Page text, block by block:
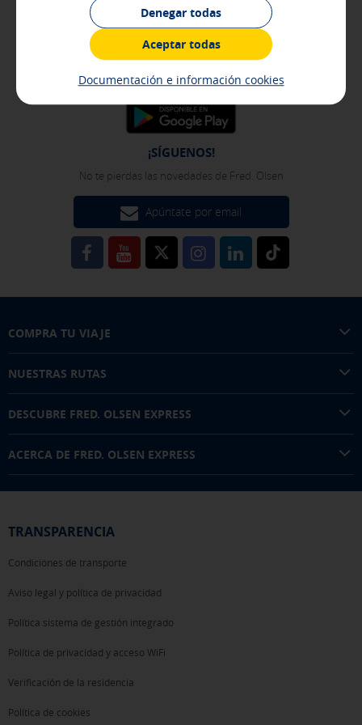
APP MÓVIL
Más fácil, intuitiva y cómoda
¡SÍGUENOS!
No te pierdas las novedades de Fred. Olsen
Apúntate por email
COMPRA TU VIAJE
NUESTRAS RUTAS
DESCUBRE FRED. OLSEN EXPRESS
ACERCA DE FRED. OLSEN EXPRESS
TRANSPARENCIA
Condiciones de transporte
Aviso legal y política de privacidad
Política sistema de gestión integrado
Política de privacidad y acceso WiFi
Verificación de la residencia
Política de cookies
Aceptar todas
Denegar todas
Documentación e información cookies
[Ver detalles de las cookies]
Cookies de publicidad y redes sociales
Estas cookies son gestionadas por nuestros socios
publicitarios y se utilizan para mostrarte publicidad
navegues. No almacenan información personal, sino que se
basan en la identificación única de tu navegador y
[Ver detalles de las cookies]
GUARDAR CONFIGURACIÓN
Pulsa aquí para desactivar las cookies opcionales
política de cookies